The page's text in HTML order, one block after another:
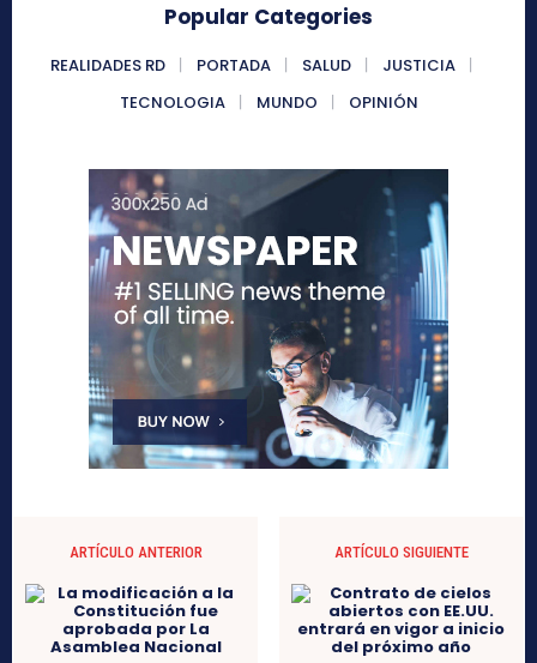
Popular Categories
REALIDADES RD PORTADA SALUD
JUSTICIA
TECNOLOGIA
MUNDO OPINIÓN
ARTÍCULO ANTERIOR ARTÍCULO SIGUIENTE